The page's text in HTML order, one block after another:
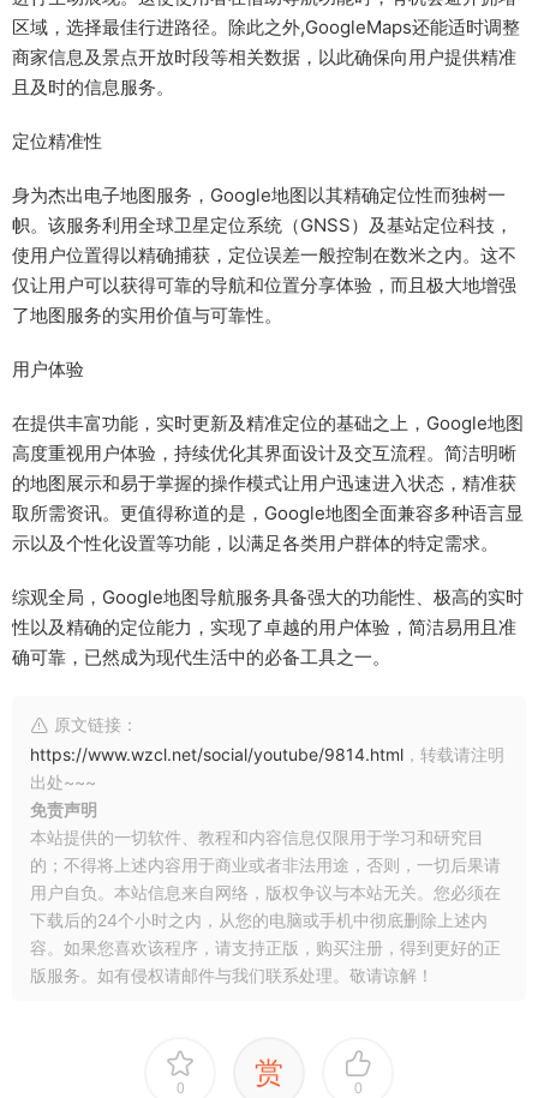
区域，选择最佳行进路径。除此之外,GoogleMaps还能适时调整
商家信息及景点开放时段等相关数据，以此确保向用户提供精准
且及时的信息服务。
定位精准性
身为杰出电子地图服务，Google地图以其精确定位性而独树一
帜。该服务利用全球卫星定位系统（GNSS）及基站定位科技，
使用户位置得以精确捕获，定位误差一般控制在数米之内。这不
仅让用户可以获得可靠的导航和位置分享体验，而且极大地增强
了地图服务的实用价值与可靠性。
用户体验
在提供丰富功能，实时更新及精准定位的基础之上，Google地图
高度重视用户体验，持续优化其界面设计及交互流程。简洁明晰
的地图展示和易于掌握的操作模式让用户迅速进入状态，精准获
取所需资讯。更值得称道的是，Google地图全面兼容多种语言显
示以及个性化设置等功能，以满足各类用户群体的特定需求。
综观全局，Google地图导航服务具备强大的功能性、极高的实时
性以及精确的定位能力，实现了卓越的用户体验，简洁易用且准
确可靠，已然成为现代生活中的必备工具之一。
原文链接：
https://www.wzcl.net/social/youtube/9814.html ，转载请注明
出处~~~
免责声明
本站提供的一切软件、教程和内容信息仅限用于学习和研究目
的；不得将上述内容用于商业或者非法用途，否则，一切后果请
用户自负。本站信息来自网络，版权争议与本站无关。您必须在
下载后的24个小时之内，从您的电脑或手机中彻底删除上述内
容。如果您喜欢该程序，请支持正版，购买注册，得到更好的正
版服务。如有侵权请邮件与我们联系处理。敬请谅解！
0 赏 0